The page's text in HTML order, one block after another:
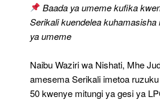
Baada ya umeme kufika
Serikali kuendelea
ya umeme
Naibu Waziri wa Nishati, Mhe
amesema Serikali imetoa
50 kwenye mitungi ya gesi ya